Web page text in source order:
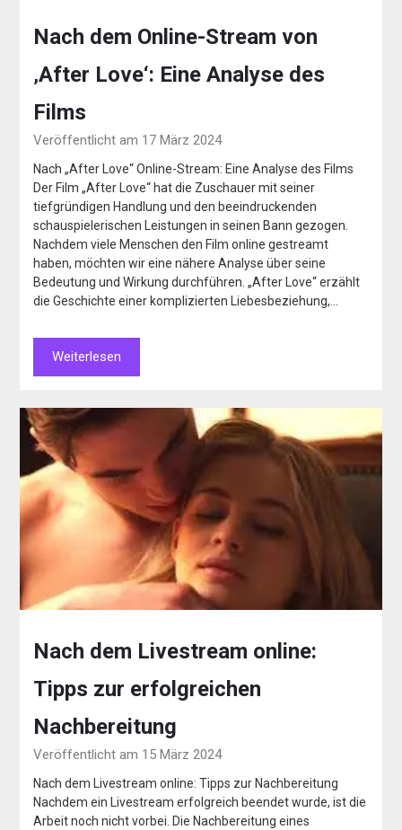
Nach dem Online-Stream von
‚After Love‘: Eine Analyse des
Films
Veröffentlicht am 17 März 2024
Nach „After Love“ Online-Stream: Eine Analyse des Films
Der Film „After Love“ hat die Zuschauer mit seiner
tiefgründigen Handlung und den beeindruckenden
schauspielerischen Leistungen in seinen Bann gezogen.
Nachdem viele Menschen den Film online gestreamt
haben, möchten wir eine nähere Analyse über seine
Bedeutung und Wirkung durchführen. „After Love“ erzählt
die Geschichte einer komplizierten Liebesbeziehung,…
Weiterlesen
Nach dem Livestream online:
Tipps zur erfolgreichen
Nachbereitung
Veröffentlicht am 15 März 2024
Nach dem Livestream online: Tipps zur Nachbereitung
Nachdem ein Livestream erfolgreich beendet wurde, ist die
Arbeit noch nicht vorbei. Die Nachbereitung eines